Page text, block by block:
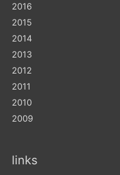
2016
2015
2014
2013
2012
2011
2010
2009
links